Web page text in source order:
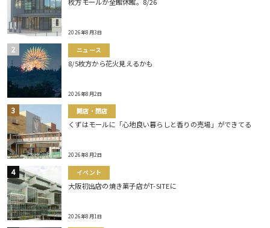
2026年8月3日
ニュース
8/5枚方から花火見えるかも
2026年8月2日
開店・閉店
くずはモールに「心地良い暮らしと香りの売場」ができてる
2026年8月2日
イベント
大阪初出店の焼き菓子店がT-SITEに
2026年8月1日